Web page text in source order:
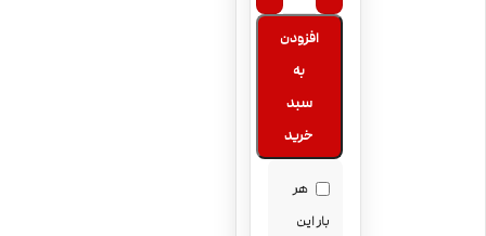
افزودن
به
سبد
خرید
هر
بار این